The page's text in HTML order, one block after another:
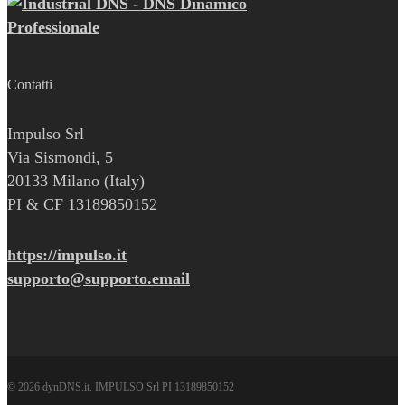
Contatti
Impulso Srl
Via Sismondi, 5
20133 Milano (Italy)
PI & CF 13189850152
https://impulso.it
supporto@supporto.email
© 2026 dynDNS.it. IMPULSO Srl PI 13189850152